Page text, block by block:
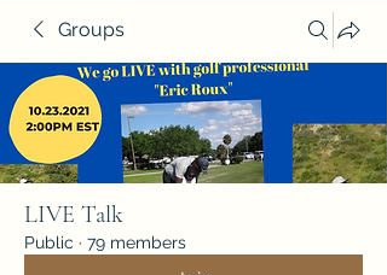
Groups
LIVE Talk
Public · 79 members